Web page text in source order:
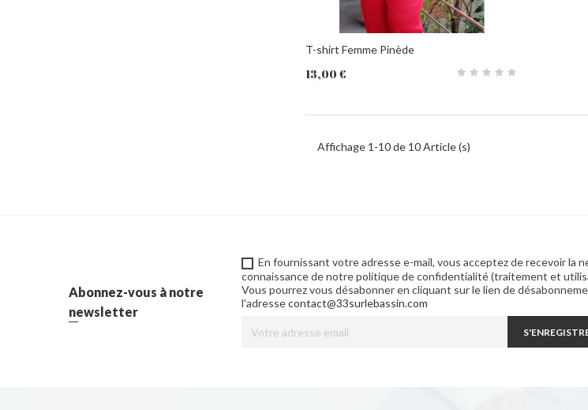
T-shirt Femme Pinède
13,00 €
Affichage 1-10 de 10 Article (s)
Abonnez-vous à notre
newsletter
En fournissant votre adresse e-mail, vous acceptez de recevoir la
connaissance de notre politique de confidentialité (traitement et
Vous pourrez vous désabonner en cliquant sur le lien de
l'adressecontact@33surlebassin.com